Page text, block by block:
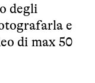
degli
e
di max 50